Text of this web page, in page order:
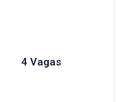
4 Vagas